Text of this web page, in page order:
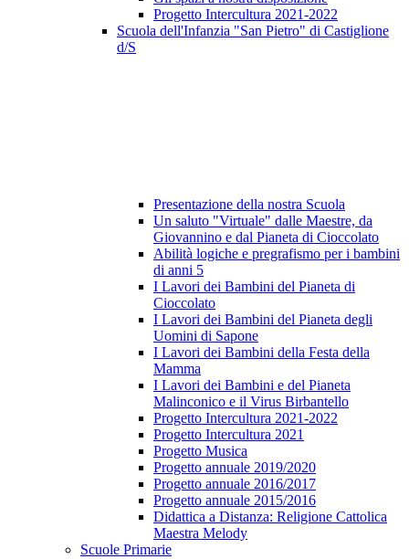
Progetto Intercultura 2021-2022
Scuola dell'Infanzia "San Pietro" di Castiglione
d/S
Presentazione della nostra Scuola
Un saluto "Virtuale" dalle Maestre, da
Giovannino e dal Pianeta di Cioccolato
Abilità logiche e pregrafismo per i bambini
di anni 5
I Lavori dei Bambini del Pianeta di
Cioccolato
I Lavori dei Bambini del Pianeta degli
Uomini di Sapone
I Lavori dei Bambini della Festa della
Mamma
I Lavori dei Bambini e del Pianeta
Malinconico e il Virus Birbantello
Progetto Intercultura 2021-2022
Progetto Intercultura 2021
Progetto Musica
Progetto annuale 2019/2020
Progetto annuale 2016/2017
Progetto annuale 2015/2016
Didattica a Distanza: Religione Cattolica
Maestra Melody
Scuole Primarie